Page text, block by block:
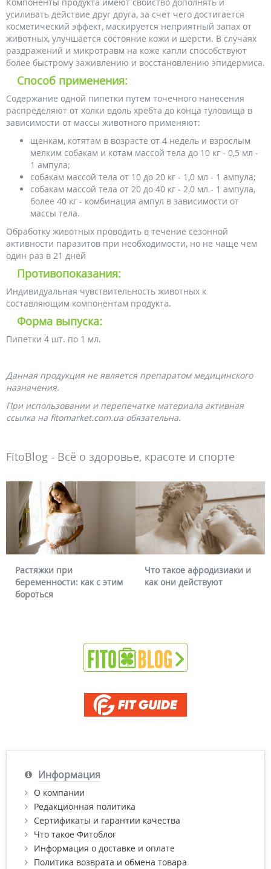
усиливать действие друг друга, за счет чего достигается
косметический эффект, маскируется неприятный запах от
животных, улучшается состояние кожи и шерсти. В случаях
раздражений и микротравм на коже капли способствуют
более быстрому заживлению и восстановлению эпидермиса.
Способ применения:
Содержание одной пипетки путем точечного нанесения
распределяют от холки вдоль хребта до конца туловища в
зависимости от массы животного применяют:
щенкам, котятам в возрасте от 4 недель и взрослым
мелким собакам и котам массой тела до 10 кг - 0,5 мл -
1 ампула;
собакам массой тела от 10 до 20 кг - 1,0 мл - 1 ампула;
собакам массой тела от 20 до 40 кг - 2,0 мл - 1 ампула,
более 40 кг - комбинация ампул в зависимости от
массы тела.
Обработку животных проводить в течение сезонной
активности паразитов при необходимости, но не чаще чем
один раз в 21 дней
Противопоказания:
Индивидуальная чувствительность животных к
составляющим компонентам продукта.
Форма выпуска:
Пипетки 4 шт. по 1 мл.
Данная продукция не является препаратом медицинского
назначения.
При использовании и перепечатке материала активная
ссылка на fitomarket.com.ua обязательна.
FitoBlog - Всё о здоровье, красоте и спорте
Растяжки при
беременности: как с этим
бороться
Что такое афродизиаки и
как они действуют
Информация
О компании
Редакционная политика
Сертификаты и гарантии качества
Что такое Фитоблог
Информация о доставке и оплате
Политика возврата и обмена товара